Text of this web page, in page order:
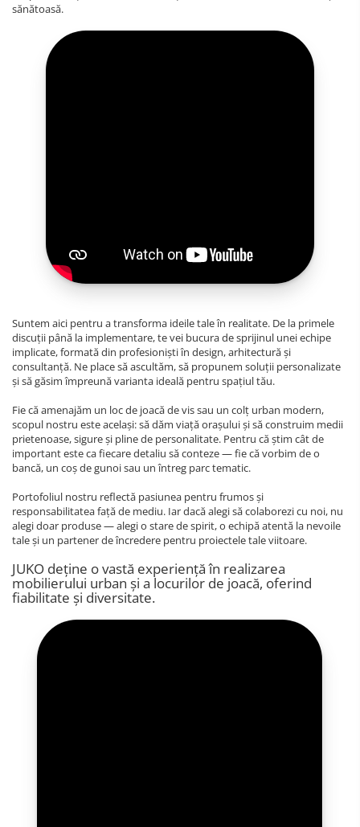
sănătoasă.
Suntem aici pentru a transforma ideile tale în realitate. De la primele
discuții până la implementare, te vei bucura de sprijinul unei echipe
implicate, formată din profesioniști în design, arhitectură și
consultanță. Ne place să ascultăm, să propunem soluții personalizate
și să găsim împreună varianta ideală pentru spațiul tău.
Fie că amenajăm un loc de joacă de vis sau un colț urban modern,
scopul nostru este același: să dăm viață orașului și să construim medii
prietenoase, sigure și pline de personalitate. Pentru că știm cât de
important este ca fiecare detaliu să conteze — fie că vorbim de o
bancă, un coș de gunoi sau un întreg parc tematic.
Portofoliul nostru reflectă pasiunea pentru frumos și
responsabilitatea față de mediu. Iar dacă alegi să colaborezi cu noi, nu
alegi doar produse — alegi o stare de spirit, o echipă atentă la nevoile
tale și un partener de încredere pentru proiectele tale viitoare.
JUKO deține o vastă experiență în realizarea
mobilierului urban și a locurilor de joacă, oferind
fiabilitate și diversitate.